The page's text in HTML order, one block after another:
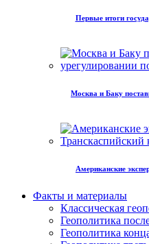
Первые итоги
Москва и Баку
Американские
Факты и материалы
Классическая
Геополитика
Геополитика